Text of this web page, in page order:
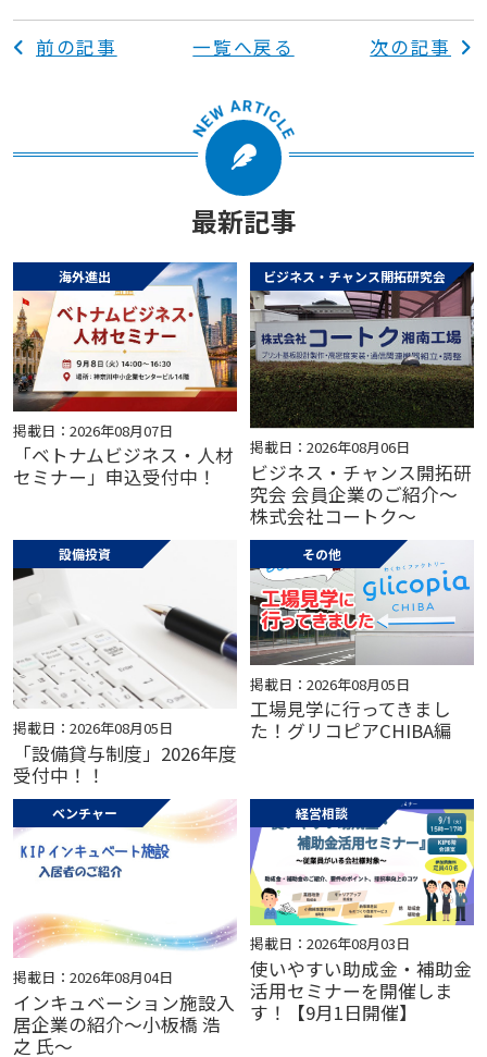
前の記事 一覧へ戻る 次の記事
最新記事
海外進出
掲載日：2026年08月07日
「ベトナムビジネス・人材
セミナー」申込受付中！
ビジネス・チャンス開拓研究会
掲載日：2026年08月06日
ビジネス・チャンス開拓研
究会 会員企業のご紹介～
株式会社コートク～
設備投資
掲載日：2026年08月05日
「設備貸与制度」2026年度
受付中！！
その他
掲載日：2026年08月05日
工場見学に行ってきまし
た！グリコピアCHIBA編
ベンチャー
掲載日：2026年08月04日
インキュベーション施設入
居企業の紹介～小板橋 浩
之 氏～
経営相談
掲載日：2026年08月03日
使いやすい助成金・補助金
活用セミナーを開催しま
す！【9月1日開催】